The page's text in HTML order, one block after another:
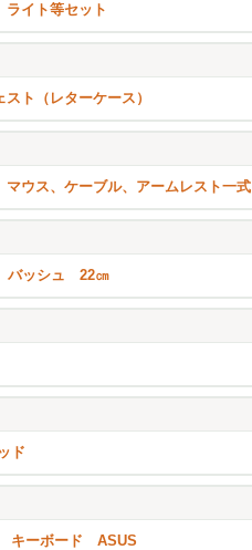
ライト等セット
ト（レターケース）
ウス、ケーブル、アームレスト一式
バッシュ 22㎝
ド
キーボード ASUS